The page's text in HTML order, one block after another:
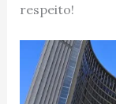
respeito!